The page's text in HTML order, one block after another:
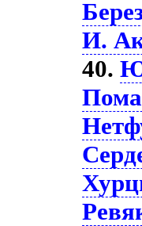
И.
40.